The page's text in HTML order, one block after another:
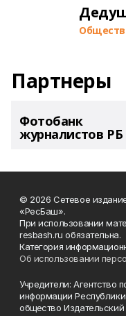
Партнеры
Фотобанк
журналистов РБ
© 2026 Сетевое
«РесБаш».
При использовании
resbash.ru обязательна.
Категория
Об использовании
Учредители: Агентство
информации
общество